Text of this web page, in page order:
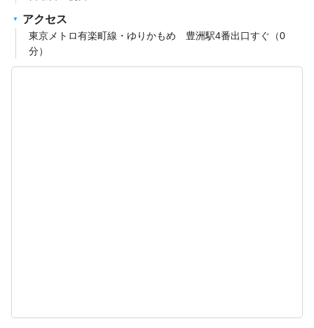
アクセス
東京メトロ有楽町線・ゆりかもめ 豊洲駅4番出口すぐ（0
分）